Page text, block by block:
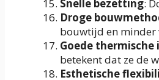
Snelle bezetting:
Droge
bouwtijd en minder
Goede thermische
betekent dat ze de
Esthetische